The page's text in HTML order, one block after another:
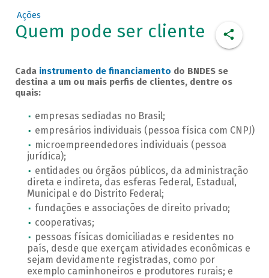
Ações
Quem pode ser cliente
Cada instrumento de financiamento do BNDES se
destina a um ou mais perfis de clientes, dentre os
quais:
empresas sediadas no Brasil;
empresários individuais (pessoa física com CNPJ)
microempreendedores individuais (pessoa
jurídica);
entidades ou órgãos públicos, da administração
direta e indireta, das esferas Federal, Estadual,
Municipal e do Distrito Federal;
fundações e associações de direito privado;
cooperativas;
pessoas físicas domiciliadas e residentes no
país, desde que exerçam atividades econômicas e
sejam devidamente registradas, como por
exemplo caminhoneiros e produtores rurais; e